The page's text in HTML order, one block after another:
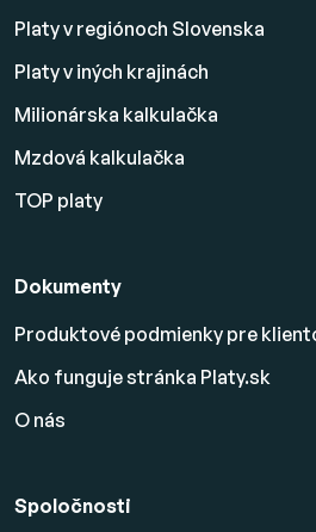
Platy v regiónoch Slovenska
Platy v iných krajinách
Milionárska kalkulačka
Mzdová kalkulačka
TOP platy
Dokumenty
Produktové podmienky pre
Ako funguje stránka Platy.sk
O nás
Spoločnosti